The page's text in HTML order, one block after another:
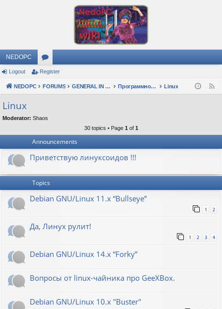
NEDOPC
or
u
s
Logout Register
NEDOPC FORUMS GENERAL IN RUSSIAN Программное обеспечение Linux
Linux
Moderator: Shaos
30 topics • Page 1 of 1
Announcements
Приветствую линуксоидов !!!
Topics
Debian GNU/Linux 11.x “Bullseye”
1 2
Да, Линух рулит!
1 2 3 4
Debian GNU/Linux 14.x “Forky”
Вопросы от linux-чайника про GeeXBox.
Debian GNU/Linux 10.x "Buster"